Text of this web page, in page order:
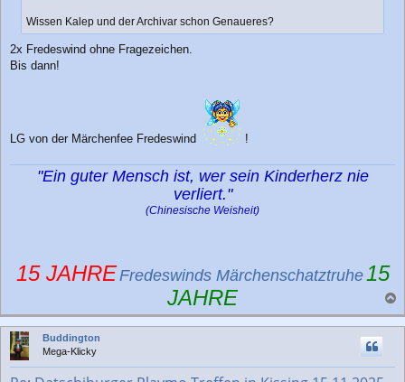
Wissen Kalep und der Archivar schon Genaueres?
2x Fredeswind ohne Fragezeichen.
Bis dann!
LG von der Märchenfee Fredeswind !
"Ein guter Mensch ist, wer sein Kinderherz nie
verliert."
(Chinesische Weisheit)
15 JAHREFredeswinds Märchenschatztruhe 15
JAHRE
a
c
Buddington
Mega-Klicky